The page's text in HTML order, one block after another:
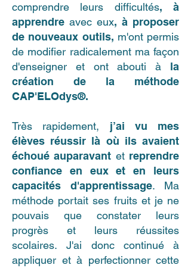
comprendre leurs difficultés, à
apprendre avec eux, à proposer
de nouveaux outils, m'ont permis
de modifier radicalement ma façon
d'enseigner et ont abouti à la
création de la méthode
CAP'ELOdys®.
Très rapidement, j’ai vu mes
élèves réussir là où ils avaient
échoué auparavant et reprendre
confiance en eux et en leurs
capacités d'apprentissage. Ma
méthode portait ses fruits et je ne
pouvais que constater leurs
progrès et leurs réussites
scolaires. J'ai donc continué à
appliquer et à perfectionner cette